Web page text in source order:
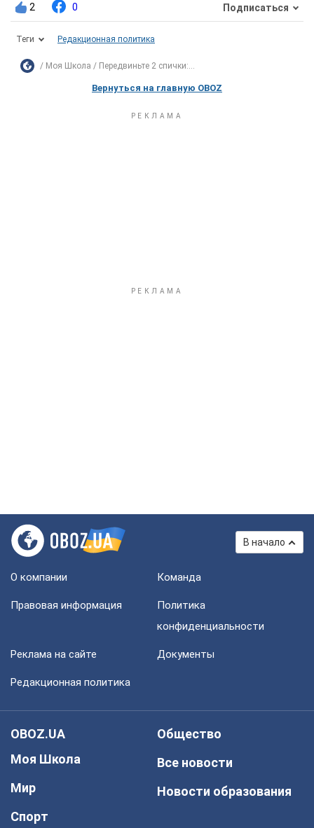
2 0 Подписаться
Теги Редакционная политика
Моя Школа Передвиньте 2 спички:...
Вернуться на главную OBOZ
В начало
О компании Команда
Правовая информация
Политика
конфиденциальности
Реклама на сайте Документы
Редакционная политика
OBOZ.UA
Моя Школа
Мир
Спорт
Общество
Все новости
Новости образования